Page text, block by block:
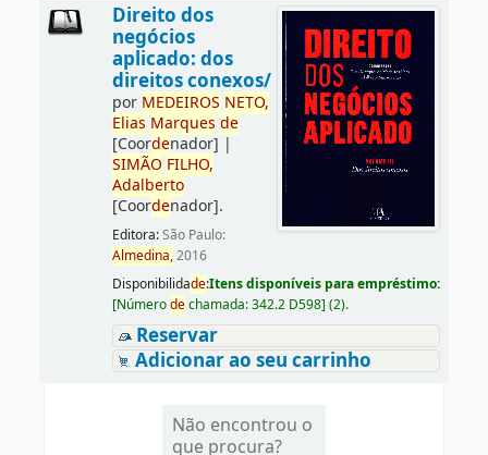
Direito dos
negócios
aplicado: dos
direitos conexos/
por MEDEIROS NETO,
Elias Marques de
[Coordenador] |
SIMÃO FILHO,
Adalberto
[Coordenador].
Editora:São Paulo:
Almedina,2016
Disponibilidade:Itens disponíveis para empréstimo:
[Númerodechamada:342.2 D598] (2).
Reservar
Adicionar ao seu carrinho
Não encontrou o
que procura?